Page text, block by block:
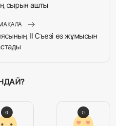
сырын ашты
II Съезі өз жұмысын
0 0